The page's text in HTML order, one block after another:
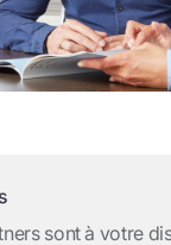
sont à votre